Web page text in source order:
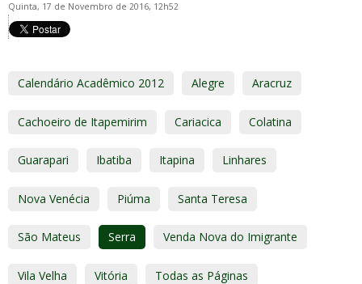
Quinta, 17 de Novembro de 2016, 12h52
Calendário Acadêmico 2012 Alegre Aracruz
Cachoeiro de Itapemirim Cariacica Colatina
Guarapari Ibatiba Itapina Linhares
Nova Venécia Piúma Santa Teresa
São Mateus Serra Venda Nova do Imigrante
Vila Velha Vitória Todas as Páginas